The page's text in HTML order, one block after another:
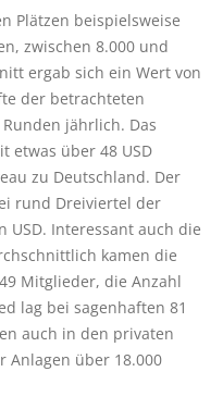
Plätzen beispielsweise
zwischen 8.000 und
ergab sich ein Wert von
der betrachteten
jährlich. Das
etwas über 48 USD
zu Deutschland. Der
rund Dreiviertel der
Interessant auch die
kamen die
Mitglieder, die Anzahl
lag bei sagenhaften 81
auch in den privaten
Anlagen über 18.000